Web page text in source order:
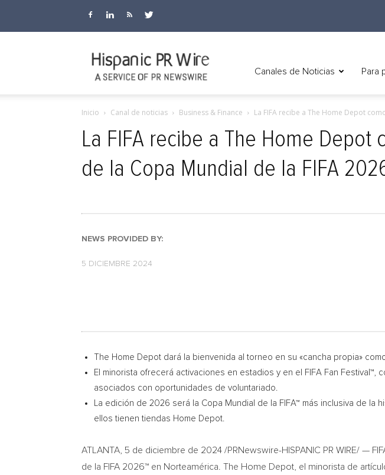
Canales de Noticias Para
Inicio Canal de noticias Business & Finance La FIFA recibe a The Home Depot
La FIFA recibe a The Home Depot
de la Copa Mundial de la FIFA
NEWS PROVIDED BY:
5 DICIEMBRE 2024
The Home Depot dará la bienvenida al torneo en su «cancha propia»
El minorista ofrecerá activaciones en estadios y en el FIFA Fan
asociados con oportunidades de voluntariado.
La edición de 2026 será la Copa Mundial de la FIFA™ más inclusiva de
ellos tienen tiendas Home Depot.
ATLANTA 5 de diciembre de 2024 /PRNewswire-HISPANIC PR WIRE/ —
de la FIFA 2026™ en Norteamérica. The Home Depot, el minorista de